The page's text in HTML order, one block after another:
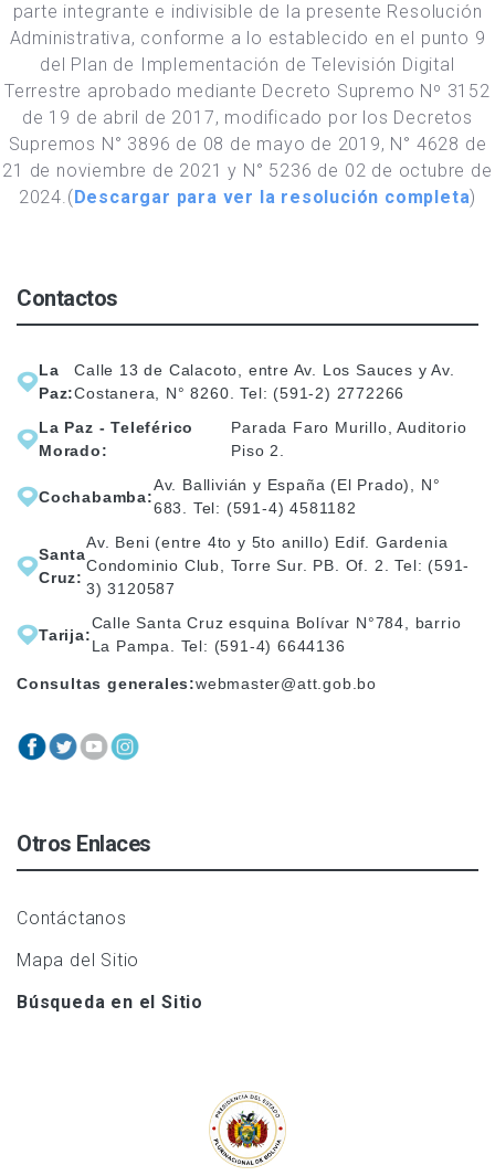
parte integrante e indivisible de la presente Resolución
Administrativa, conforme a lo establecido en el punto 9
del Plan de Implementación de Televisión Digital
Terrestre aprobado mediante Decreto Supremo Nº 3152
de 19 de abril de 2017, modificado por los Decretos
Supremos N° 3896 de 08 de mayo de 2019, N° 4628 de
21 de noviembre de 2021 y N° 5236 de 02 de octubre de
2024.(Descargar para ver la resolución completa)
Contactos
La
Paz:
Calle 13 de Calacoto, entre Av. Los Sauces y Av.
Costanera, N° 8260. Tel: (591-2) 2772266
La Paz - Teleférico
Morado:
Parada Faro Murillo, Auditorio
Piso 2.
Cochabamba:
Av. Ballivián y España (El Prado), N°
683. Tel: (591-4) 4581182
Santa
Cruz:
Av. Beni (entre 4to y 5to anillo) Edif. Gardenia
Condominio Club, Torre Sur. PB. Of. 2. Tel: (591-
3) 3120587
Tarija:
Calle Santa Cruz esquina Bolívar N°784, barrio
La Pampa. Tel: (591-4) 6644136
Consultas generales:webmaster@att.gob.bo
Otros Enlaces
Contáctanos
Mapa del Sitio
Búsqueda en el Sitio